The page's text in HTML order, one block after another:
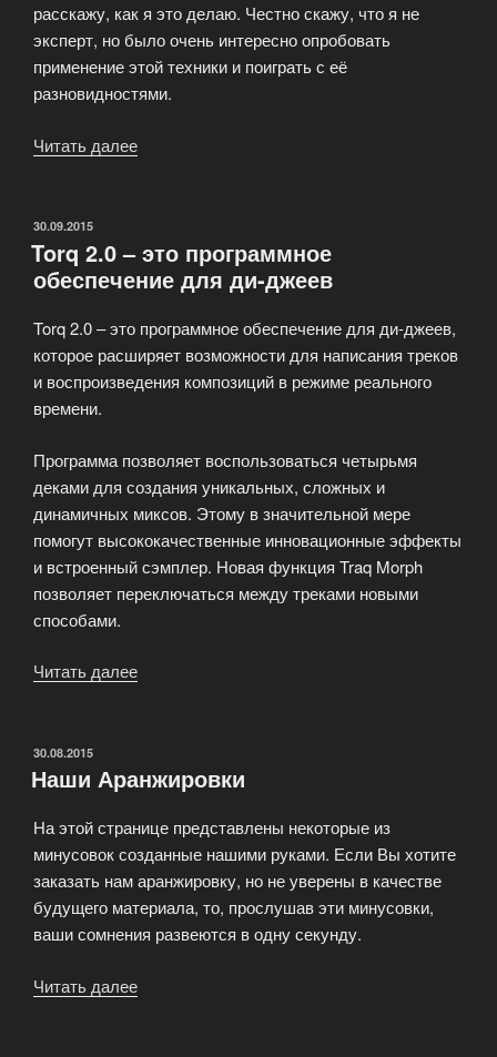
расскажу, как я это делаю. Честно скажу, что я не
эксперт, но было очень интересно опробовать
применение этой техники и поиграть с её
разновидностями.
Читать далее
ОПУБЛИКОВАНО
30.09.2015
Torq 2.0 – это программное
обеспечение для ди-джеев
Torq 2.0 – это программное обеспечение для ди-джеев,
которое расширяет возможности для написания треков
и воспроизведения композиций в режиме реального
времени.
Программа позволяет воспользоваться четырьмя
деками для создания уникальных, сложных и
динамичных миксов. Этому в значительной мере
помогут высококачественные инновационные эффекты
и встроенный сэмплер. Новая функция Traq Morph
позволяет переключаться между треками новыми
способами.
Читать далее
программное
для
ди-
джеев»
ОПУБЛИКОВАНО
30.08.2015
Наши Аранжировки
На этой странице представлены некоторые из
минусовок созданные нашими руками. Если Вы хотите
заказать нам аранжировку, но не уверены в качестве
будущего материала, то, прослушав эти минусовки,
ваши сомнения развеются в одну секунду.
Читать далее